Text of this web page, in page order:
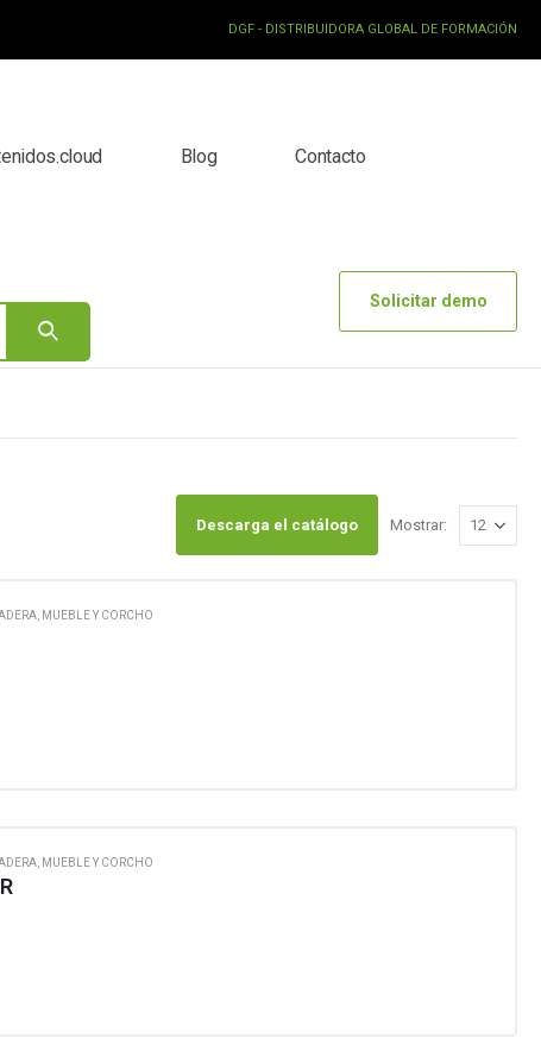
DGF - DISTRIBUIDORA GLOBAL DE FORMACIÓN
Blog Contacto
Solicitar demo
Descarga el catálogo Mostrar:
MUEBLE Y CORCHO
MUEBLE Y CORCHO